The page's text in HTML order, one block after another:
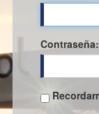
Contraseña: